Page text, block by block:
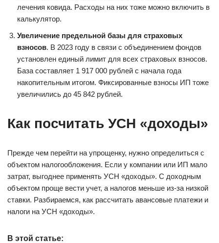
лечения ковида. Расходы на них тоже можно включить в
калькулятор.
Увеличение предельной базы для страховых
взносов. В 2023 году в связи с объединением фондов
установлен единый лимит для всех страховых взносов.
База составляет 1 917 000 рублей с начала года
накопительным итогом. Фиксированные взносы ИП тоже
увеличились до 45 842 рублей.
Как посчитать УСН «доходы»
Прежде чем перейти на упрощенку, нужно определиться с
объектом налогообложения. Если у компании или ИП мало
затрат, выгоднее применять УСН «доходы». С доходным
объектом проще вести учет, а налогов меньше из-за низкой
ставки. Разбираемся, как рассчитать авансовые платежи и
налоги на УСН «доходы».
В этой статье: